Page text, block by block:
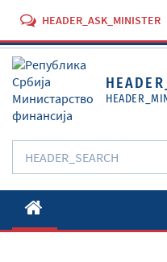
HEADER_ASK_MINISTER
O Министарству
Активности